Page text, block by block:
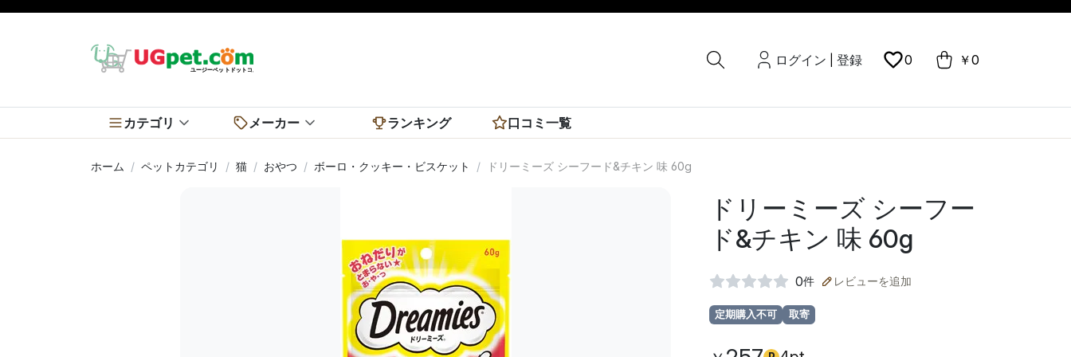
ログイン 登録 0 ￥0
カテゴリ メーカー ランキング 口コミ一覧
ホーム ペットカテゴリ 猫 おやつ ボーロ・クッキー・ビスケット ドリーミーズ シーフード&チキン 味 60g
ドリーミーズ シーフー
ド&チキン 味 60g
0件 レビューを追加
定期購入不可 取寄